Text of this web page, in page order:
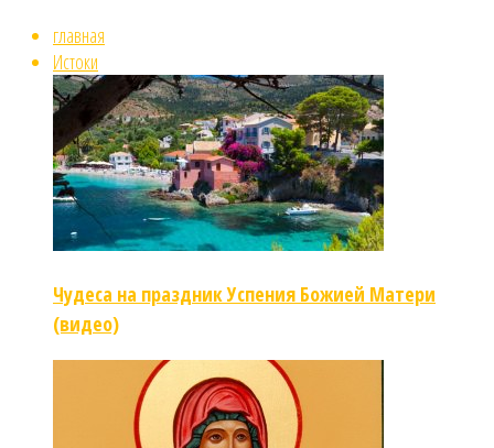
главная
Истоки
Чудеса на праздник Успения Божией Матери
(видео)